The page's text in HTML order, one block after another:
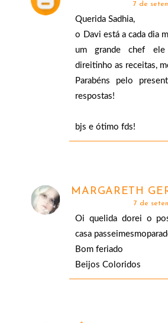
7 de
Querida Sadhia,
o Davi está a cada dia
um grande chef ele
direitinho as receitas,
Parabéns pelo
respostas!
bjs e ótimo fds!
MARGARETH
7 de
Oi quelida dorei o
casa
Bom feriado
Beijos Coloridos